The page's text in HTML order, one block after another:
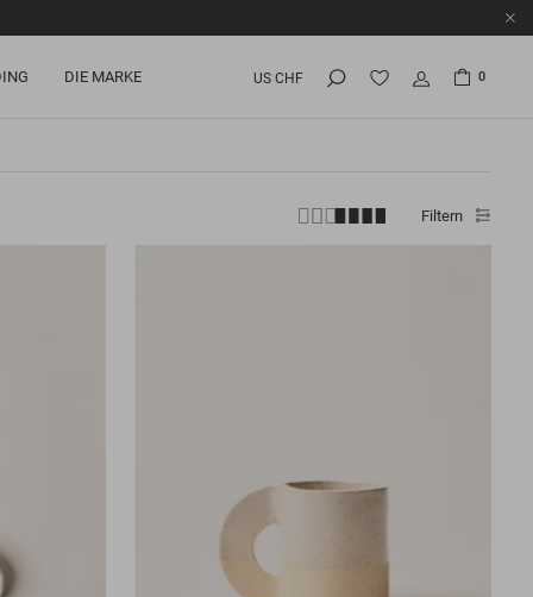
DIE MARKE US CHF 0
Filtern